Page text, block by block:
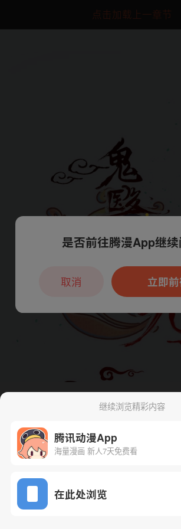
点击加载上一章节
腾漫App
继续浏览精彩内容
腾讯动漫App
海量漫画 新人7天免费看
在此处浏览
本章节仅支持App阅读，可打
户7天免费看
是否前往腾漫App继
立即
取消